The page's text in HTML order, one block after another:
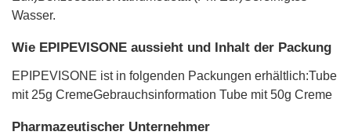
Wasser.
Wie EPIPEVISONE aussieht und Inhalt der Packung
EPIPEVISONE ist in folgenden Packungen erhältlich:Tube
mit 25g CremeGebrauchsinformation Tube mit 50g Creme
Pharmazeutischer Unternehmer